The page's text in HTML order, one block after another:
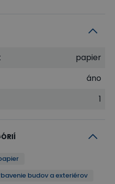
papier
áno
1
budov a exteriérov